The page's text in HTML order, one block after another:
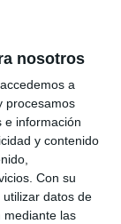
nosotros
a
procesamos
e información
y contenido
Con su
datos de
mediante las
de forma
CALA